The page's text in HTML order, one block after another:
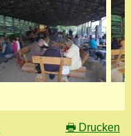
🖶 Drucken